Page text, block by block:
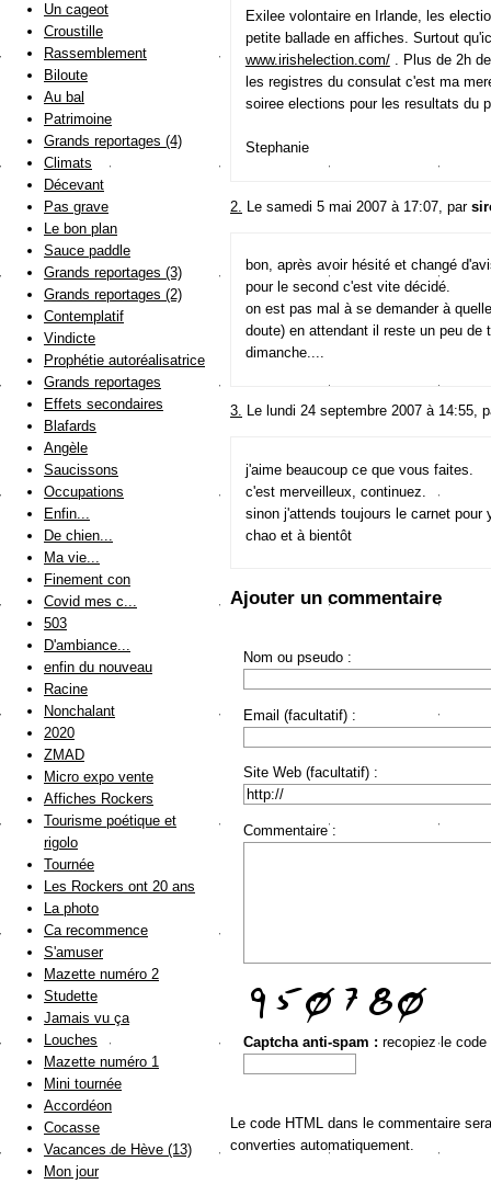
Exilee volontaire en Irlande, les
petite ballade en affiches. Surtout
www.irishelection.com/. Plus de 2h
les registres du consulat c'est ma
soiree elections pour les resultats du
Stephanie
2. Le samedi 5 mai 2007 à 17:07, par
bon, après avoir hésité et changé
pour le second c'est vite décidé.
on est pas mal à se demander à
doute) en attendant il reste un peu de
dimanche....
3. Le lundi 24 septembre 2007 à 14:55,
j'aime beaucoup ce que vous faites.
c'est merveilleux, continuez.
sinon j'attends toujours le carnet pour
chao et à bientôt
Ajouter un commentaire
Nom ou pseudo :
Email (facultatif) :
Site Web (facultatif) :
Commentaire :
Captcha anti-spam : recopiez le code
Le code HTML dans le commentaire
converties automatiquement.
Un cageot
Croustille
Rassemblement
Biloute
Au bal
Patrimoine
Grands reportages (4)
Climats
Décevant
Pas grave
Le bon plan
Sauce paddle
Grands reportages (3)
Grands reportages (2)
Contemplatif
Vindicte
Prophétie autoréalisatrice
Grands reportages
Effets secondaires
Blafards
Angèle
Saucissons
Occupations
Enfin...
De chien...
Ma vie...
Finement con
Covid mes c...
503
D'ambiance...
enfin du nouveau
Racine
Nonchalant
2020
ZMAD
Micro expo vente
Affiches Rockers
Tourisme poétique et
rigolo
Tournée
Les Rockers ont 20 ans
La photo
Ca recommence
S'amuser
Mazette numéro 2
Studette
Jamais vu ça
Louches
Mazette numéro 1
Mini tournée
Accordéon
Cocasse
Vacances de Hève (13)
Mon jour